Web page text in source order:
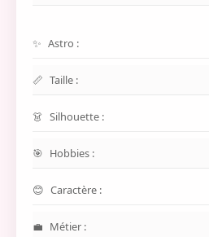
Astro :
Taille :
Silhouette :
Hobbies :
Caractère :
Métier :